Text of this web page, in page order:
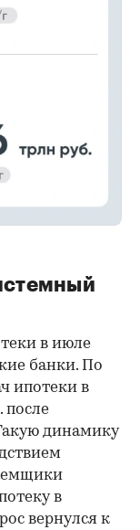
в июле
банки. По
ипотеки в
после
динамику
в
вернулся к